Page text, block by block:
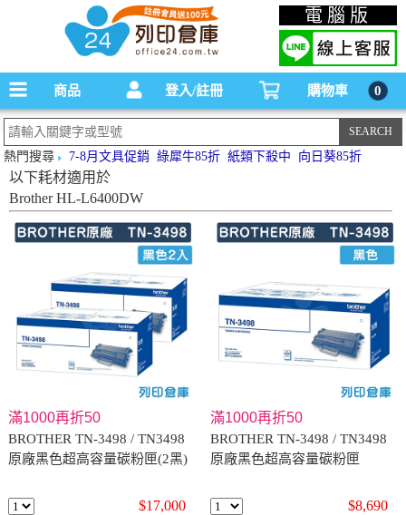
碳粉匣，墨水匣,原廠碳粉匣，副廠碳粉匣，環保碳粉匣,連續供墨印表機-office24列印
倉庫線上購物手機版
電腦版
商品 登入/註冊 購物車 0
熱門搜尋 7-8月文具促銷 綠犀牛85折 紙類下殺中 向日葵85折
以下耗材適用於
Brother HL-L6400DW
滿1000再折50
BROTHER TN-3498 / TN3498
原廠黑色超高容量碳粉匣(2黑)
$17,000
滿1000再折50
BROTHER TN-3498 / TN3498
原廠黑色超高容量碳粉匣
$8,690